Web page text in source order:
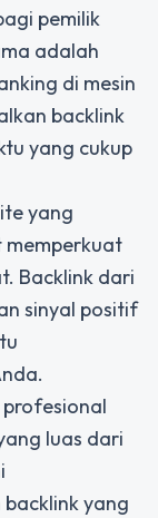
pemilik
adalah
di mesin
backlink
yang cukup
yang
Backlink dari
sinyal positif
luas dari
yang